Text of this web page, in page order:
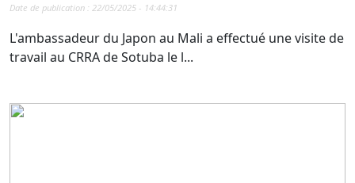
Date de publication : 22/05/2025 - 14:44:31
L'ambassadeur du Japon au Mali a effectué une visite de
travail au CRRA de Sotuba le l...